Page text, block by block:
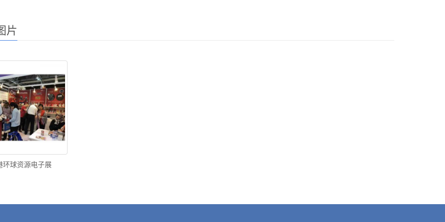
片
环球资源电子展